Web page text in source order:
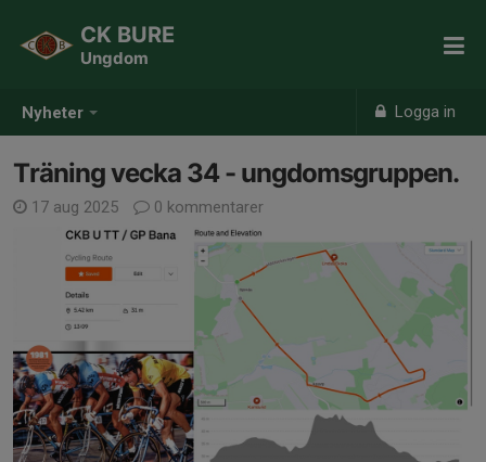
Nyheter Logga in
CK BURE
Ungdom
Träning vecka 34 - ungdomsgruppen.
17 aug 2025 0 kommentarer